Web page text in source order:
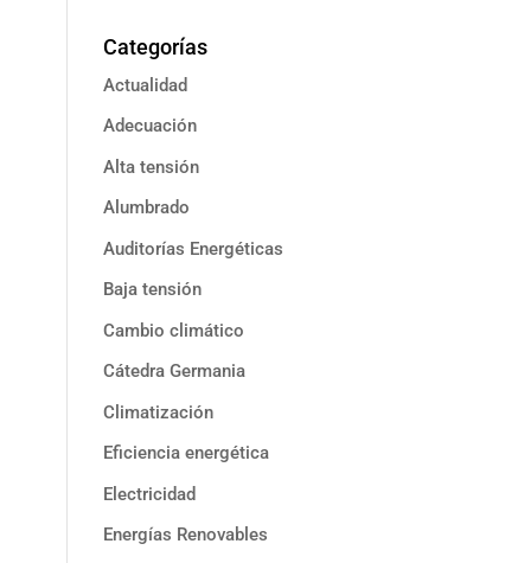
Categorías
Actualidad
Adecuación
Alta tensión
Alumbrado
Auditorías Energéticas
Baja tensión
Cambio climático
Cátedra Germania
Climatización
Eficiencia energética
Electricidad
Energías Renovables